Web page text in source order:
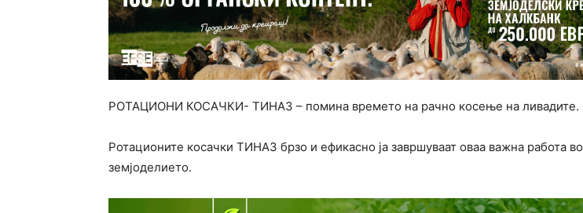
РОТАЦИОНИ КОСАЧКИ- ТИНАЗ – помина времето на рачно косење на ливадите.
Ротационите косачки ТИНАЗ брзо и ефикасно ја завршуваат оваа важна работа во
земјоделието.